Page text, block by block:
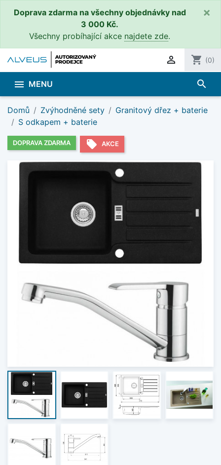
Doprava zdarma na všechny objednávky nad
3 000 Kč.
Všechny probíhající akce najdete zde.
×
 shopping_cart (0)
 MENU search
Domů Zvýhodněné sety
Granitový dřez + baterie
S odkapem + baterie
DOPRAVA ZDARMA local_offer AKCE